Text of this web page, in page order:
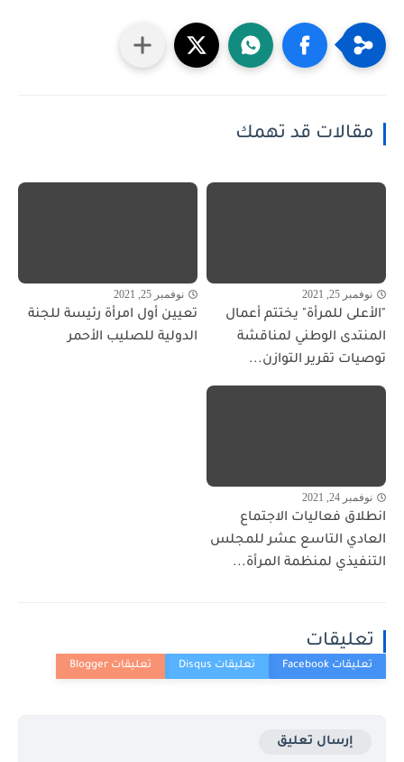
مقالات قد تهمك
نوفمبر 25, 2021
"الأعلى للمرأة" يختتم أعمال
المنتدى الوطني لمناقشة
توصيات تقرير التوازن...
نوفمبر 25, 2021
تعيين أول امرأة رئيسة للجنة
الدولية للصليب الأحمر
نوفمبر 24, 2021
انطلاق فعاليات الاجتماع
العادي التاسع عشر للمجلس
التنفيذي لمنظمة المرأة...
تعليقات
إرسال تعليق